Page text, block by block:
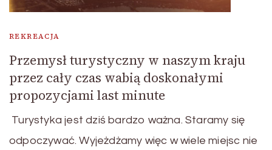
REKREACJA
Przemysł turystyczny w naszym kraju
przez cały czas wabią doskonałymi
propozycjami last minute
Turystyka jest dziś bardzo ważna. Staramy się
odpoczywać. Wyjeżdżamy więc w wiele miejsc nie